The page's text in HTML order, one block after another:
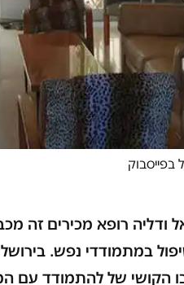
בפייסבוק
ודליה רופא מכירים זה
במתמודדי נפש.
הקושי של להתמודד עם